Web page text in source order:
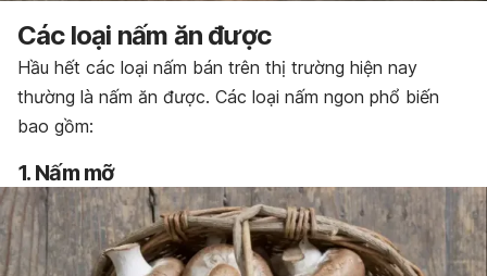
Các loại nấm ăn được
Hầu hết các loại nấm bán trên thị trường hiện nay
thường là nấm ăn được. Các loại nấm ngon phổ biến
bao gồm:
1. Nấm mỡ